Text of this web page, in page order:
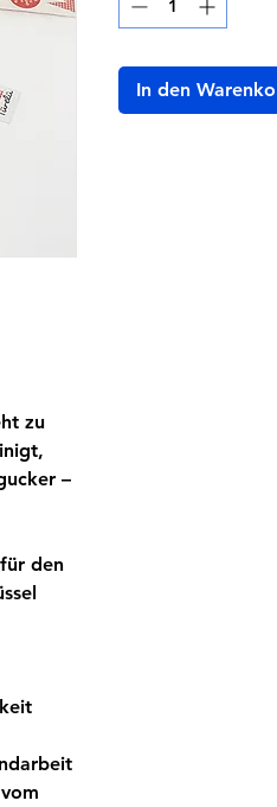
zu
–
den
In den